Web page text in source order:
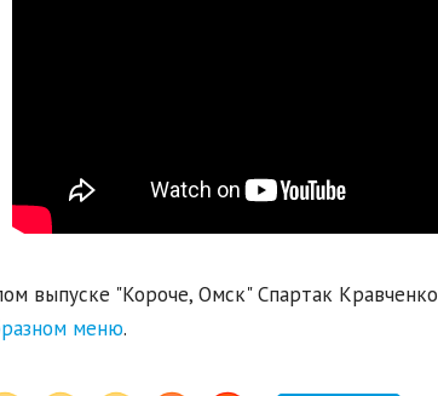
выпуске "Короче, Омск" Спартак Кравченко
меню.